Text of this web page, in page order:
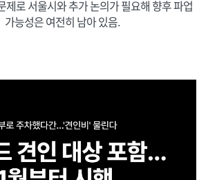
제로 서울시와 추가 논의가 필요해 향후 파업
가능성은 여전히 남아 있음.